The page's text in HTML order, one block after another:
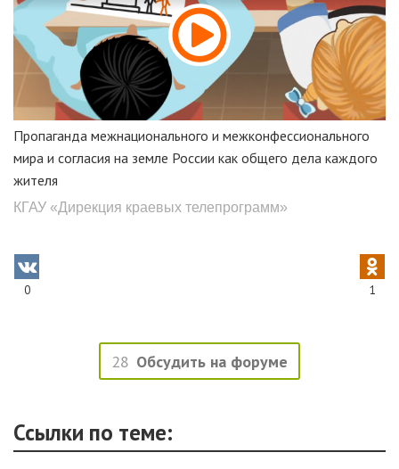
Пропаганда межнационального и межконфессионального
мира и согласия на земле России как общего дела каждого
жителя
КГАУ «Дирекция краевых телепрограмм»
0 1
28 Обсудить на форуме
Ссылки по теме: